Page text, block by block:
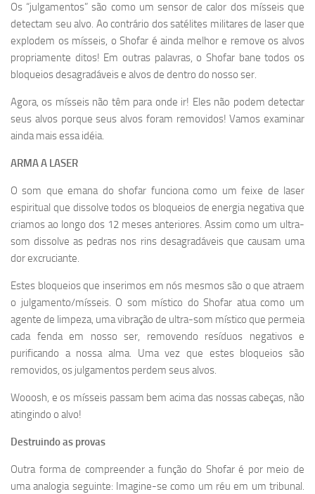
Os “julgamentos” são como um sensor de calor dos mísseis que
detectam seu alvo. Ao contrário dos satélites militares de laser que
explodem os mísseis, o Shofar é ainda melhor e remove os alvos
propriamente ditos! Em outras palavras, o Shofar bane todos os
bloqueios desagradáveis e alvos de dentro do nosso ser.
Agora, os mísseis não têm para onde ir! Eles não podem detectar
seus alvos porque seus alvos foram removidos! Vamos examinar
ainda mais essa idéia.
ARMA A LASER
O som que emana do shofar funciona como um feixe de laser
espiritual que dissolve todos os bloqueios de energia negativa que
criamos ao longo dos 12 meses anteriores. Assim como um ultra-
som dissolve as pedras nos rins desagradáveis que causam uma
dor excruciante.
Estes bloqueios que inserimos em nós mesmos são o que atraem
o julgamento/mísseis. O som místico do Shofar atua como um
agente de limpeza, uma vibração de ultra-som místico que permeia
cada fenda em nosso ser, removendo resíduos negativos e
purificando a nossa alma. Uma vez que estes bloqueios são
removidos, os julgamentos perdem seus alvos.
Wooosh, e os mísseis passam bem acima das nossas cabeças, não
atingindo o alvo!
Destruindo as provas
Outra forma de compreender a função do Shofar é por meio de
uma analogia seguinte: Imagine-se como um réu em um tribunal.